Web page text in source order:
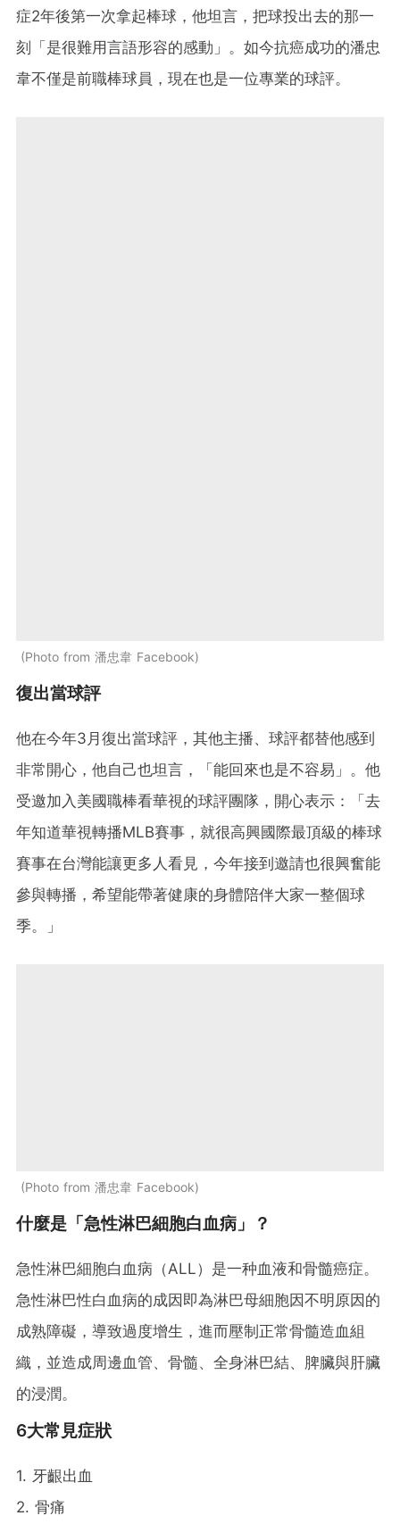
症2年後第一次拿起棒球，他坦言，把球投出去的那一
刻「是很難用言語形容的感動」。如今抗癌成功的潘忠
韋不僅是前職棒球員，現在也是一位專業的球評。
Photo from 潘忠韋 Facebook
復出當球評
他在今年3月復出當球評，其他主播、球評都替他感到
非常開心，他自己也坦言，「能回來也是不容易」。他
受邀加入美國職棒看華視的球評團隊，開心表示：「去
年知道華視轉播MLB賽事，就很高興國際最頂級的棒球
賽事在台灣能讓更多人看見，今年接到邀請也很興奮能
參與轉播，希望能帶著健康的身體陪伴大家一整個球
季。」
Photo from 潘忠韋 Facebook
什麼是「急性淋巴細胞白血病」？
急性淋巴細胞白血病（ALL）是一种血液和骨髓癌症。
急性淋巴性白血病的成因即為淋巴母細胞因不明原因的
成熟障礙，導致過度增生，進而壓制正常骨髓造血組
織，並造成周邊血管、骨髓、全身淋巴結、脾臟與肝臟
的浸潤。
6大常見症狀
1. 牙齦出血
2. 骨痛